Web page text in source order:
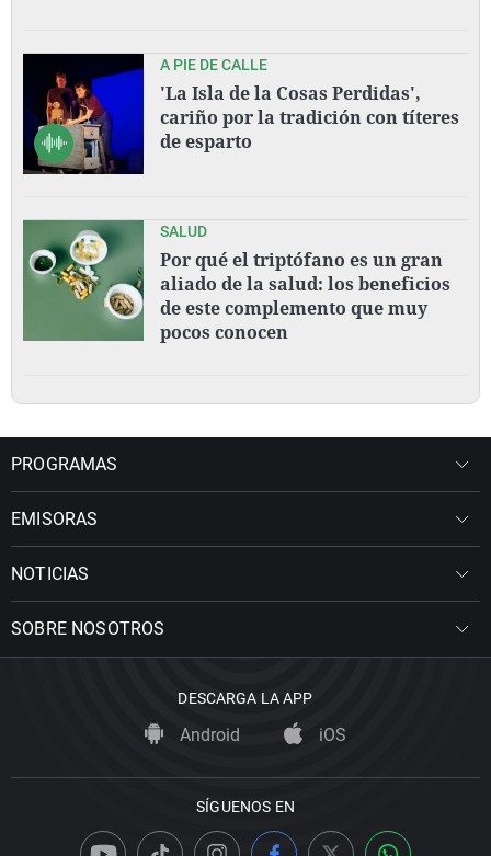
A PIE DE CALLE
'La Isla de la Cosas Perdidas',
cariño por la tradición con títeres
de esparto
SALUD
Por qué el triptófano es un gran
aliado de la salud: los beneficios
de este complemento que muy
pocos conocen
PROGRAMAS
EMISORAS
NOTICIAS
SOBRE NOSOTROS
DESCARGA LA APP
Android iOS
SÍGUENOS EN